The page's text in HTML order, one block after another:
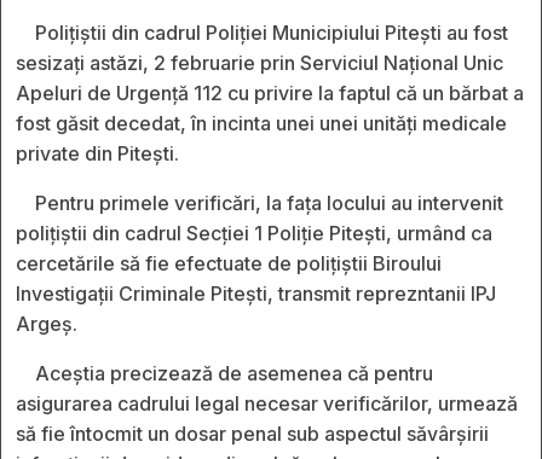
Polițiștii din cadrul Poliției Municipiului Pitești au fost
sesizați astăzi, 2 februarie prin Serviciul Național Unic
Apeluri de Urgență 112 cu privire la faptul că un bărbat a
fost găsit decedat, în incinta unei unei unități medicale
private din Pitești.
Pentru primele verificări, la fața locului au intervenit
polițiștii din cadrul Secției 1 Poliție Pitești, urmând ca
cercetările să fie efectuate de polițiștii Biroului
Investigații Criminale Pitești, transmit reprezntanii IPJ
Argeș.
Aceștia precizează de asemenea că pentru
asigurarea cadrului legal necesar verificărilor, urmează
să fie întocmit un dosar penal sub aspectul săvârșirii